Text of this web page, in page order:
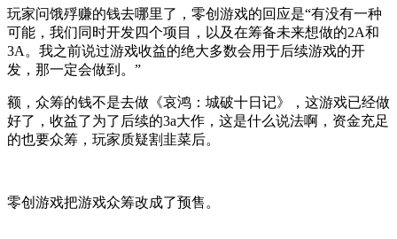
玩家问饿殍赚的钱去哪里了，零创游戏的回应是“有没有一种
可能，我们同时开发四个项目，以及在筹备未来想做的2A和
3A。我之前说过游戏收益的绝大多数会用于后续游戏的开
发，那一定会做到。”
额，众筹的钱不是去做《哀鸿：城破十日记》，这游戏已经做
好了，收益了为了后续的3a大作，这是什么说法啊，资金充足
的也要众筹，玩家质疑割韭菜后。
零创游戏把游戏众筹改成了预售。